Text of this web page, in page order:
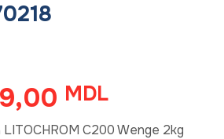
MDL
LITOCHROM C200 Wenge 2kg